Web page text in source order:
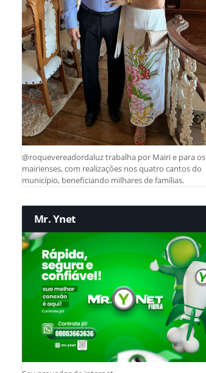
@roquevereadordaluz trabalha por Mairi e para os
mairienses, com realizações nos quatro cantos do
município, beneficiando milhares de famílias.
Mr. Ynet